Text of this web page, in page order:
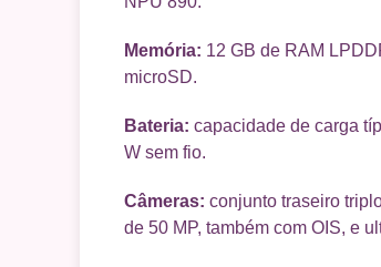
Memória: 12 GB de RAM
microSD.
Bateria: capacidade de carga
W sem fio.
Câmeras: conjunto traseiro
de 50 MP, também com OIS, e